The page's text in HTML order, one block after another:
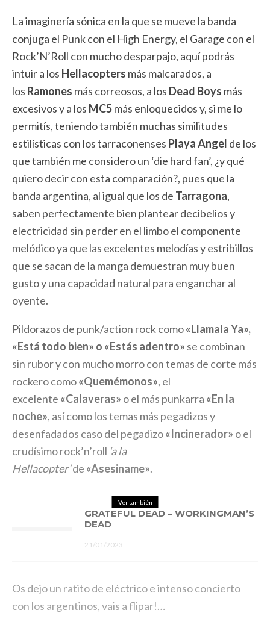
La imaginería sónica en la que se mueve la banda
conjuga el Punk con el High Energy, el Garage con el
Rock’N’Roll con mucho desparpajo, aquí podrás
intuir a los Hellacopters más malcarados, a
los Ramones más correosos, a los Dead Boys más
excesivos y a los MC5más enloquecidos y, si me lo
permitís, teniendo también muchas similitudes
estilísticas con los tarraconenses Playa Angel de los
que también me considero un ‘die hard fan’, ¿y qué
quiero decir con esta comparación?, pues que la
banda argentina, al igual que los de Tarragona,
saben perfectamente bien plantear decibelios y
electricidad sin perder en el limbo el componente
melódico ya que las excelentes melodías y estribillos
que se sacan de la manga demuestran muy buen
gusto y una capacidad natural para enganchar al
oyente.
Pildorazos de punk/action rock como«Llamala Ya»,
«Está todo bien» o «Estás adentro» se combinan
sin rubor y con mucho morro con temas de corte más
rockero como«Quemémonos», el
excelente «Calaveras» o el más punkarra «En la
noche», así como los temas más pegadizos y
desenfadados caso del pegadizo«Incinerador» o el
crudísimo rock’n’roll ‘a la
Hellacopter’de «Asesiname».
Ver también
GRATEFUL DEAD – WORKINGMAN’S
DEAD
21/01/2023
Os dejo un ratito de eléctrico e intenso concierto
con los argentinos, vais a flipar!…